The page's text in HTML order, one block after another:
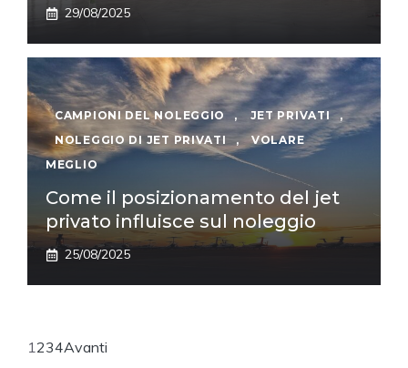
29/08/2025
CAMPIONI DEL NOLEGGIO , JET PRIVATI
,
NOLEGGIO DI JET PRIVATI
,
VOLARE
MEGLIO
Come il posizionamento del jet
privato influisce sul noleggio
25/08/2025
1234Avanti